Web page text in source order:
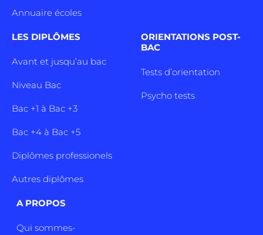
Annuaire écoles
LES DIPLÔMES
Avant et jusqu’au bac
Niveau Bac
Bac +1 à Bac +3
Bac +4 à Bac +5
Diplômes professionels
Autres diplômes
ORIENTATIONS POST-
BAC
Tests d’orientation
Psycho tests
A PROPOS
Qui sommes-